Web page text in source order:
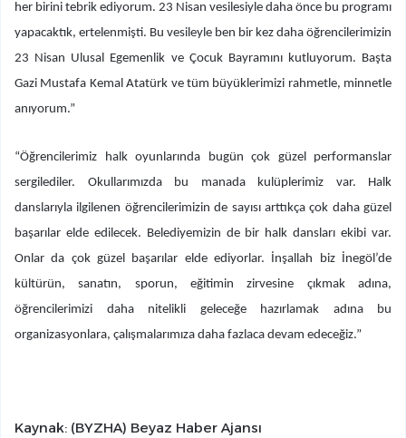
her birini tebrik ediyorum. 23 Nisan vesilesiyle daha önce bu programı
yapacaktık, ertelenmişti. Bu vesileyle ben bir kez daha öğrencilerimizin
23 Nisan Ulusal Egemenlik ve Çocuk Bayramını kutluyorum. Başta
Gazi Mustafa Kemal Atatürk ve tüm büyüklerimizi rahmetle, minnetle
anıyorum.”
“Öğrencilerimiz halk oyunlarında bugün çok güzel performanslar
sergilediler. Okullarımızda bu manada kulüplerimiz var. Halk
danslarıyla ilgilenen öğrencilerimizin de sayısı arttıkça çok daha güzel
başarılar elde edilecek. Belediyemizin de bir halk dansları ekibi var.
Onlar da çok güzel başarılar elde ediyorlar. İnşallah biz İnegöl’de
kültürün, sanatın, sporun, eğitimin zirvesine çıkmak adına,
öğrencilerimizi daha nitelikli geleceğe hazırlamak adına bu
organizasyonlara, çalışmalarımıza daha fazlaca devam edeceğiz.”
Kaynak: (BYZHA) Beyaz Haber Ajansı